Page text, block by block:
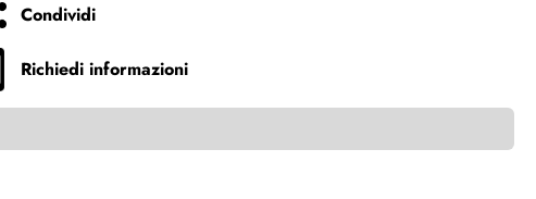
Condividi
Richiedi informazioni